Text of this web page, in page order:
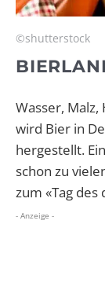
©shutterstock
Wasser,
wird Bier in
hergestellt.
schon zu
zum «Tag des
- Anzeige -